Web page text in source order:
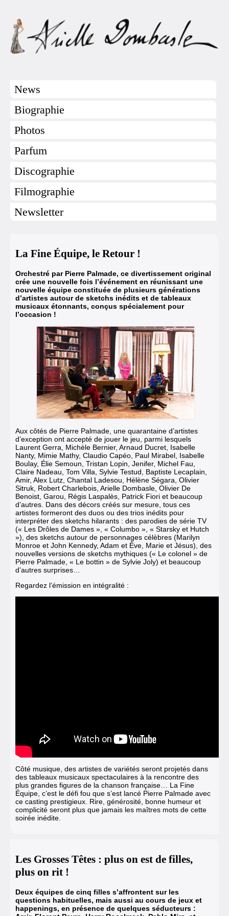
News
Biographie
Photos
Parfum
Discographie
Filmographie
Newsletter
La Fine Équipe, le Retour !
Orchestré par Pierre Palmade, ce divertissement original
crée une nouvelle fois l’événement en réunissant une
nouvelle équipe constituée de plusieurs générations
d’artistes autour de sketchs inédits et de tableaux
musicaux étonnants, conçus spécialement pour
l’occasion !
Aux côtés de Pierre Palmade , une quarantaine d’artistes
d’exception ont accepté de jouer le jeu, parmi lesquels
Laurent Gerra, Michèle Bernier, Arnaud Ducret, Isabelle
Nanty, Mimie Mathy, Claudio Capéo, Paul Mirabel, Isabelle
Boulay, Élie Semoun, Tristan Lopin, Jenifer, Michel Fau,
Claire Nadeau, Tom Villa, Sylvie Testud, Baptiste Lecaplain,
Amir, Alex Lutz, Chantal Ladesou, Hélène Ségara, Olivier
Sitruk, Robert Charlebois, Arielle Dombasle , Olivier De
Benoist, Garou, Régis Laspalès, Patrick Fiori et beaucoup
d’autres. Dans des décors créés sur mesure, tous ces
artistes formeront des duos ou des trios inédits pour
interpréter des sketchs hilarants : des parodies de série TV
(« Les Drôles de Dames », « Columbo », « Starsky et Hutch
»), des sketchs autour de personnages célèbres (Marilyn
Monroe et John Kennedy, Adam et Ève, Marie et Jésus), des
nouvelles versions de sketchs mythiques (« Le colonel » de
Pierre Palmade , « Le bottin » de Sylvie Joly) et beaucoup
d’autres surprises…
Regardez l’émission en intégralité :
Côté musique, des artistes de variétés seront projetés dans
des tableaux musicaux spectaculaires à la rencontre des
plus grandes figures de la chanson française… La Fine
Équipe, c’est le défi fou que s’est lancé Pierre Palmade avec
ce casting prestigieux. Rire, générosité, bonne humeur et
complicité seront plus que jamais les maîtres mots de cette
soirée inédite.
Les Grosses Têtes : plus on est de filles,
plus on rit !
Deux équipes de cinq filles s’affrontent sur les
questions habituelles, mais aussi au cours de jeux et
happenings, en présence de quelques séducteurs :